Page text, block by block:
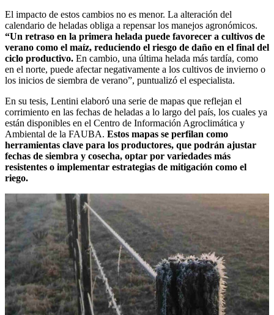
El impacto de estos cambios no es menor. La alteración del
calendario de heladas obliga a repensar los manejos agronómicos.
“Un retraso en la primera helada puede favorecer a cultivos de
verano como el maíz, reduciendo el riesgo de daño en el final del
ciclo productivo. En cambio, una última helada más tardía, como
en el norte, puede afectar negativamente a los cultivos de invierno o
los inicios de siembra de verano”, puntualizó el especialista.
En su tesis, Lentini elaboró una serie de mapas que reflejan el
corrimiento en las fechas de heladas a lo largo del país, los cuales ya
están disponibles en el Centro de Información Agroclimática y
Ambiental de la FAUBA. Estos mapas se perfilan como
herramientas clave para los productores, que podrán ajustar
fechas de siembra y cosecha, optar por variedades más
resistentes o implementar estrategias de mitigación como el
riego.